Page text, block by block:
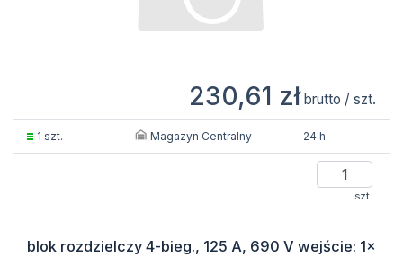
230,61 zł brutto / szt.
1 szt. Magazyn Centralny 24 h
szt.
blok rozdzielczy 4-bieg., 125 A, 690 V wejście: 1x